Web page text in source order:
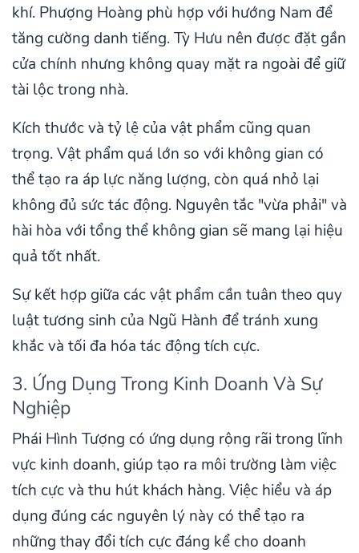
khí. Phượng Hoàng phù hợp với hướng Nam để
tăng cường danh tiếng. Tỳ Hưu nên được đặt gần
cửa chính nhưng không quay mặt ra ngoài để giữ
tài lộc trong nhà.
Kích thước và tỷ lệ của vật phẩm cũng quan
trọng. Vật phẩm quá lớn so với không gian có
thể tạo ra áp lực năng lượng, còn quá nhỏ lại
không đủ sức tác động. Nguyên tắc "vừa phải" và
hài hòa với tổng thể không gian sẽ mang lại hiệu
quả tốt nhất.
Sự kết hợp giữa các vật phẩm cần tuân theo quy
luật tương sinh của Ngũ Hành để tránh xung
khắc và tối đa hóa tác động tích cực.
3. Ứng Dụng Trong Kinh Doanh Và Sự
Nghiệp
Phái Hình Tượng có ứng dụng rộng rãi trong lĩnh
vực kinh doanh, giúp tạo ra môi trường làm việc
tích cực và thu hút khách hàng. Việc hiểu và áp
dụng đúng các nguyên lý này có thể tạo ra
những thay đổi tích cực đáng kể cho doanh